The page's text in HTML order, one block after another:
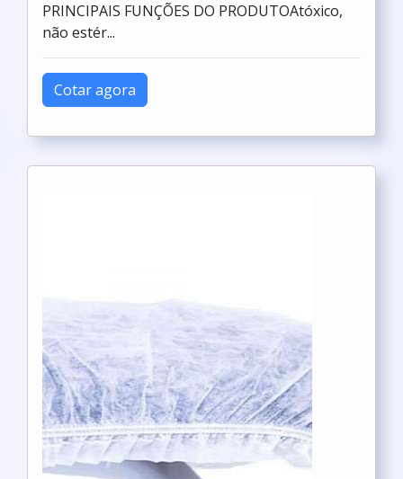
PRINCIPAIS FUNÇÕES DO PRODUTOAtóxico,
não estér...
Cotar agora